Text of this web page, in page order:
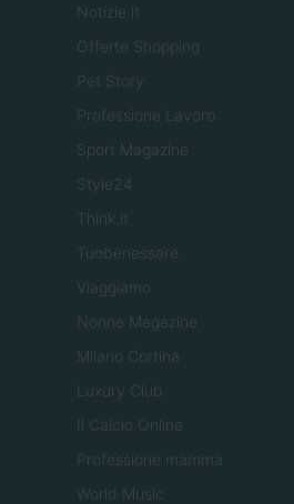
Notizie.it
Offerte Shopping
Pet Story
Professione Lavoro
Sport Magazine
Style24
Think.it
Tuobenessere
Viaggiamo
Nonne Magazine
Milano Cortina
Luxury Club
Il Calcio Online
Professione mamma
World Music